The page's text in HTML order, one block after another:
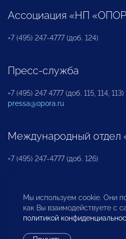
Ассоциация «НП
+7 (495) 247-4777 (доб. 124)
Пресс-служба
+7 (495) 247 4777 (доб. 115, 114, 113)
pressa@opora.ru
Международный
+7 (495) 247-4777 (доб. 126)
Бюро по защите прав
инвесторов
Мы используем cookie. Они
как Вы взаимодействуете с
политикой